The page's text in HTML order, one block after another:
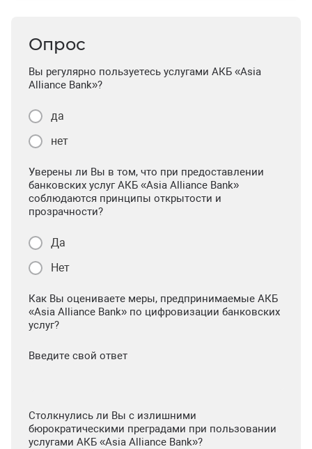
Опрос
Вы регулярно пользуетесь услугами АКБ «Asia
Alliance Bank»?
да
нет
Уверены ли Вы в том, что при предоставлении
банковских услуг АКБ «Asia Alliance Bank»
соблюдаются принципы открытости и
прозрачности?
Да
Нет
Как Вы оцениваете меры, предпринимаемые АКБ
«Asia Alliance Bank» по цифровизации банковских
услуг?
Введите свой ответ
Столкнулись ли Вы с излишними
бюрократическими преградами при пользовании
услугами АКБ «Asia Alliance Bank»?